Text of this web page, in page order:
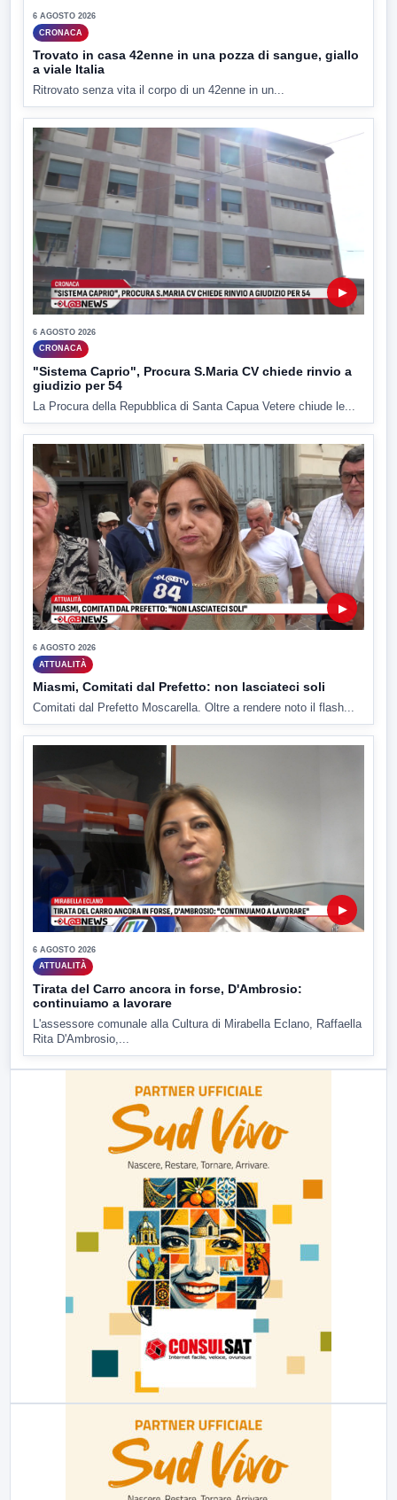
6 AGOSTO 2026
CRONACA
Trovato in casa 42enne in una pozza di sangue, giallo
a viale Italia
Ritrovato senza vita il corpo di un 42enne in un...
▶
6 AGOSTO 2026
CRONACA
"Sistema Caprio", Procura S.Maria CV chiede rinvio a
giudizio per 54
La Procura della Repubblica di Santa Capua Vetere chiude le...
▶
6 AGOSTO 2026
ATTUALITÀ
Miasmi, Comitati dal Prefetto: non lasciateci soli
Comitati dal Prefetto Moscarella. Oltre a rendere noto il flash...
▶
6 AGOSTO 2026
ATTUALITÀ
Tirata del Carro ancora in forse, D'Ambrosio:
continuiamo a lavorare
L'assessore comunale alla Cultura di Mirabella Eclano, Raffaella
Rita D'Ambrosio,...